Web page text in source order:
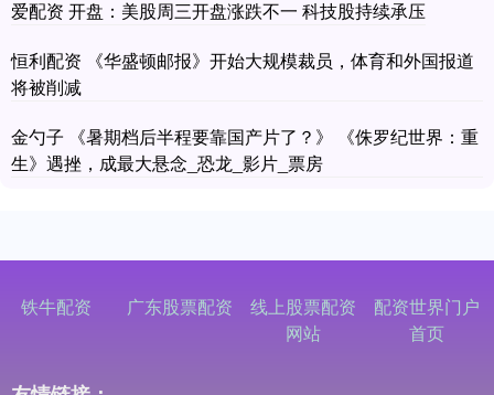
爱配资 开盘：美股周三开盘涨跌不一 科技股持续承压
恒利配资 《华盛顿邮报》开始大规模裁员，体育和外国报道
将被削减
金勺子 《暑期档后半程要靠国产片了？》 《侏罗纪世界：重
生》遇挫，成最大悬念_恐龙_影片_票房
铁牛配资 广东股票配资
线上股票配资
网站
配资世界门户
首页